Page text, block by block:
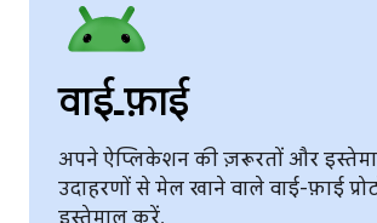
वाई‑फ़ाई
अपने ऐप्लिकेशन की ज़रूरतों और
उदाहरणों से मेल खाने वाले वाई-फ़ाई
इस्तेमाल करें.